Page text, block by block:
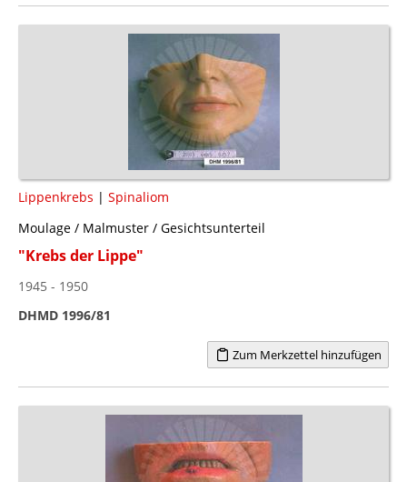
Lippenkrebs | Spinaliom
Moulage / Malmuster / Gesichtsunterteil
"Krebs der Lippe"
1945 - 1950
DHMD 1996/81
Zum Merkzettel hinzufügen